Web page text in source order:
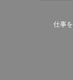
仕事